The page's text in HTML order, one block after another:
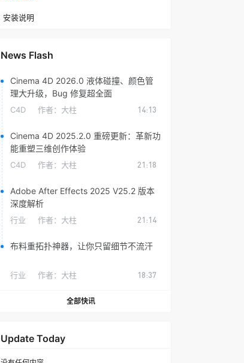
安装说明
News Flash
Cinema 4D 2026.0 液体碰撞、颜色管
理大升级，Bug 修复超全面
C4D 作者： 大柱 14:13
Cinema 4D 2025.2.0 重磅更新：革新功
能重塑三维创作体验
C4D 作者： 大柱 21:18
Adobe After Effects 2025 V25.2 版本
深度解析
行业 作者： 大柱 21:14
布料重拓扑神器，让你只留细节不流汗
行业 作者： 大柱 18:37
全部快讯
Update Today